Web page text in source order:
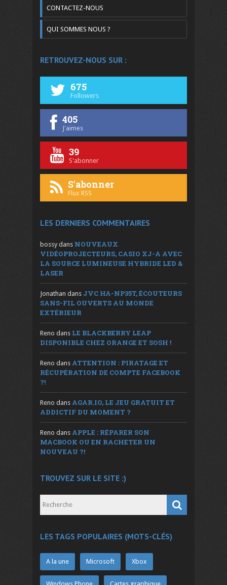
CONTACTEZ-NOUS
QUI SOMMES NOUS ?
RETROUVEZ-NOUS SUR :
675
Followers
405
J'aimes
39
S'abonner
S'abonner
Flux RSS
LES DERNIERS COMMENTAIRES
bossy dans NOUVEAUX
VIDÉOPROJECTEURS, CASIO XJ-A AVEC
LA SOURCE LUMINEUSE HYBRIDE LED &
LASER
Jonathan dans JVC HA-NP35T, ÉCOUTEURS
SANS-FIL OUVERTS AU MONDE
EXTÉRIEUR
Reno dans LE BLACKBERRY LEAP
DISPONIBLE CHEZ ORANGE ET SOSH !
Reno dans ATTENTION : PIRATAGE ET
RÉCUPÉRATION DE COMPTE FACEBOOK
?!
Reno dans AGAR.IO, LE JEU GRATUIT ET
ADDICTIF DU MOMENT ?
Reno dans APPLE : RÉPARER SON
MACBOOK OU EN RACHETER UN
NOUVEAU ?!
TROUVEZ SUR LE SITE :)
LES TAGS POPULAIRES (MOTS-CLÉS)
A la une Microsoft Xbox